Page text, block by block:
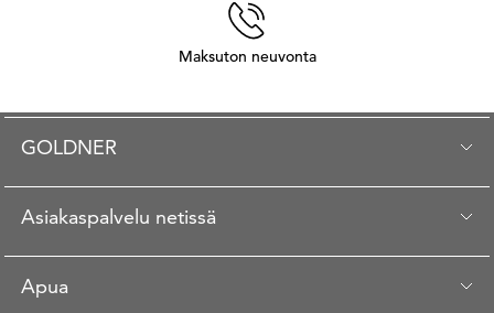
Maksuton neuvonta
GOLDNER
Asiakaspalvelu netissä
Apua